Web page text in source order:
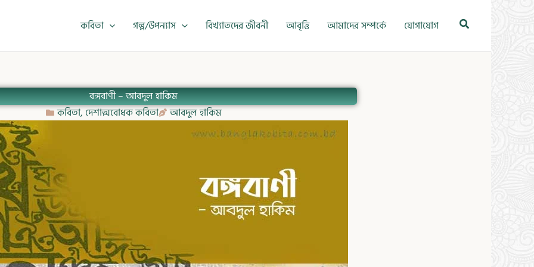
কবিতা গল্প/উপন্যাস বিখ্যাতদের জীবনী আবৃত্তি আমাদের সম্পর্কে যোগাযোগ Search
বঙ্গবাণী – আবদুল হাকিম
কবিতা, দেশাত্মবোধক কবিতা আবদুল হাকিম